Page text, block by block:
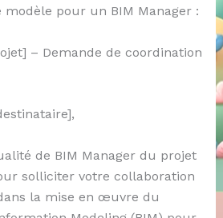
pour un BIM Manager :
– Demande de coordination
de BIM Manager du projet
solliciter votre collaboration
la mise en œuvre du